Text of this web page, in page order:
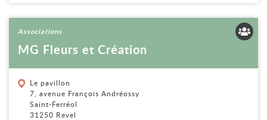
Associations
MG Fleurs et Création
Le pavillon
7, avenue François Andréossy
Saint-Ferréol
31250 Revel